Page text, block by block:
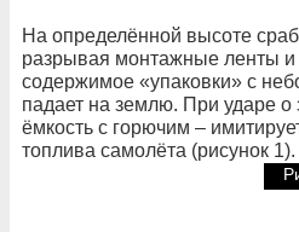
На определённой высоте
разрывая монтажные ленты и
содержимое «упаковки» с
падает на землю. При ударе
ёмкость с горючим –
топлива самолёта (рисунок 1).